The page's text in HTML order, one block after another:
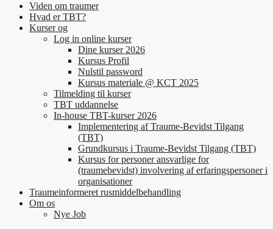
Viden om traumer
Hvad er TBT?
Kurser og
Log in online kurser
Dine kurser 2026
Kursus Profil
Nulstil password
Kursus materiale @ KCT 2025
Tilmelding til kurser
TBT uddannelse
In-house TBT-kurser 2026
Implementering af Traume-Bevidst Tilgang
(TBT)
Grundkursus i Traume-Bevidst Tilgang (TBT)
Kursus for personer ansvarlige for
(traumebevidst) involvering af erfaringspersoner i
organisationer
Traumeinformeret rusmiddelbehandling
Om os
Nye Job